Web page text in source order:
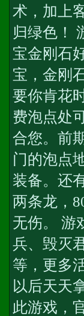
术，加上
归绿色！
宝金刚石
宝，金刚
要你肯花
费泡点处
合您。前
门的泡点
装备。还
两条龙，
无伤。 游
兵、毁灭
等，更多
以后天天
此游戏，